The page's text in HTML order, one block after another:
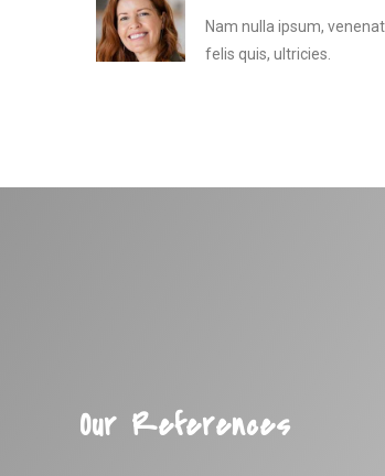
Nam nulla ipsum,
felis quis, ultricies.
Our References